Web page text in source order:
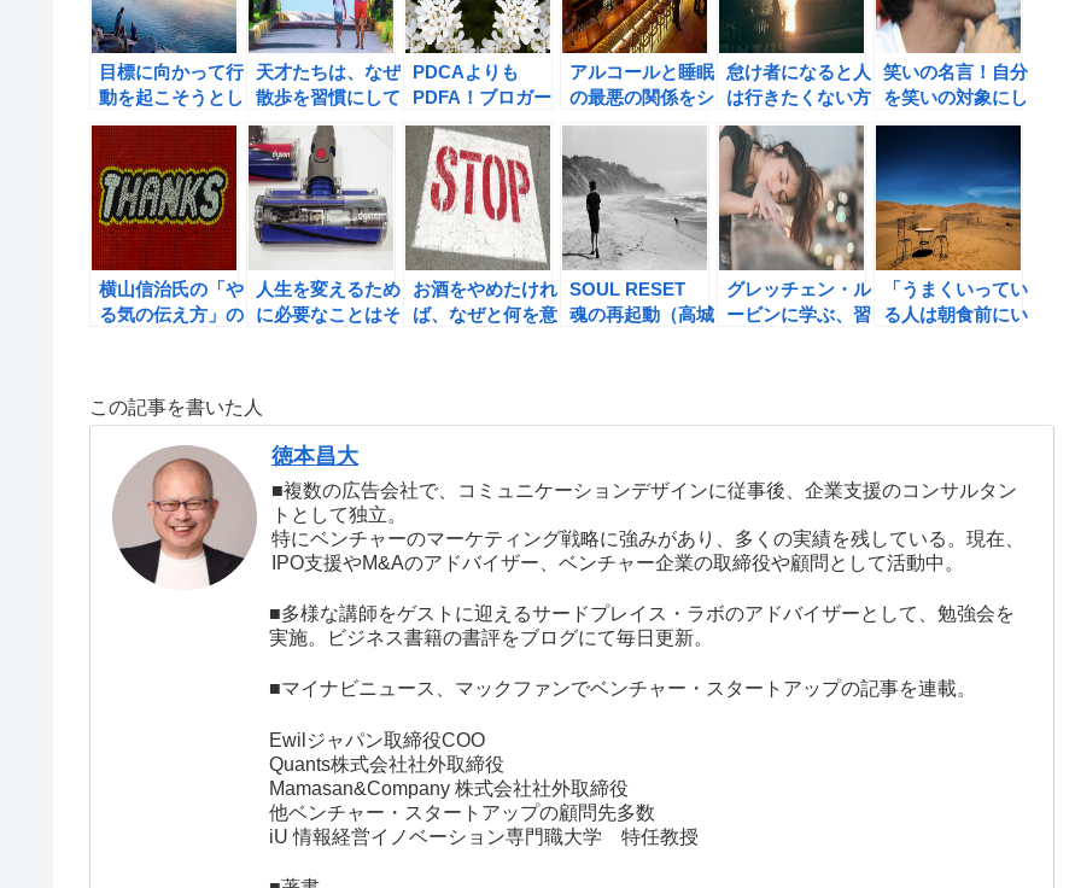
目標に向かって行
動を起こそうとし
ない人は5倍あき
らめやすく、人生
に対して3倍の不
満を抱えている。
（デビッド・ニー
ブン）
天才たちは、なぜ
散歩を習慣にして
いたのか？
PDCAよりも
PDFA！ブロガー
はFeelを大事にし
よう！
アルコールと睡眠
の最悪の関係をシ
ョーン・スティー
ぶ！
怠け者になると人
は行きたくない方
向に進んでしま
い、引き返せなく
なる？
笑いの名言！自分
を笑いの対象にし
て、会社を明るく
しよう。
横山信治氏の「や
る気の伝え方」の
か？
人生を変えるため
に必要なことはそ
式汚部屋脱出プロ
グラム（勝間和代
著）の書評
お酒をやめたけれ
ば、なぜと何を意
SOUL RESET
魂の再起動（高城
グレッチェン・ル
ービンに学ぶ、習
「うまくいってい
る人は朝食前にい
この記事を書いた人
徳本昌大
■複数の広告会社で、コミュニケーションデザインに従事後、企業支援のコンサルタン
トとして独立。
特にベンチャーのマーケティング戦略に強みがあり、多くの実績を残している。現在、
IPO支援やM&Aのアドバイザー、ベンチャー企業の取締役や顧問として活動中。
■多様な講師をゲストに迎えるサードプレイス・ラボのアドバイザーとして、勉強会を
実施。ビジネス書籍の書評をブログにて毎日更新。
■マイナビニュース、マックファンでベンチャー・スタートアップの記事を連載。
Ewilジャパン取締役COO
Quants株式会社社外取締役
Mamasan&Company 株式会社社外取締役
他ベンチャー・スタートアップの顧問先多数
iU 情報経営イノベーション専門職大学 特任教授